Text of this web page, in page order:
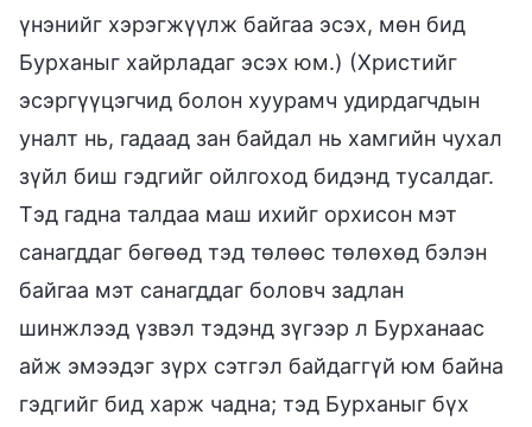
үнэнийг хэрэгжүүлж байгаа эсэх, мөн бид
Бурханыг хайрладаг эсэх юм.) (Христийг
эсэргүүцэгчид болон хуурамч удирдагчдын
уналт нь, гадаад зан байдал нь хамгийн чухал
зүйл биш гэдгийг ойлгоход бидэнд тусалдаг.
Тэд гадна талдаа маш ихийг орхисон мэт
санагддаг бөгөөд тэд төлөөс төлөхөд бэлэн
байгаа мэт санагддаг боловч задлан
шинжлээд үзвэл тэдэнд зүгээр л Бурханаас
айж эмээдэг зүрх сэтгэл байдаггүй юм байна
гэдгийг бид харж чадна; тэд Бурханыг бүх